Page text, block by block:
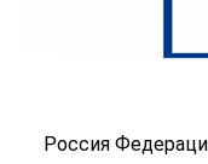
Россия